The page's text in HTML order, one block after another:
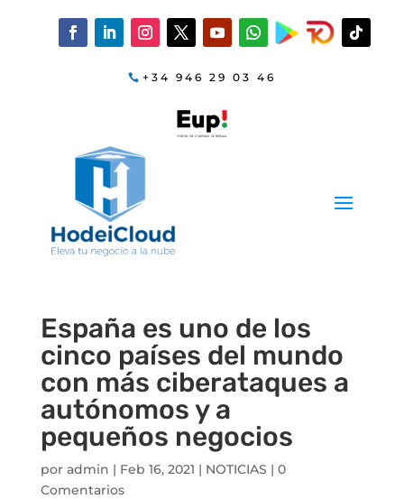
+34 946 29 03 46
España es uno de los
cinco países del mundo
con más ciberataques a
autónomos y a
pequeños negocios
por admin | Feb 16, 2021 | NOTICIAS | 0
Comentarios